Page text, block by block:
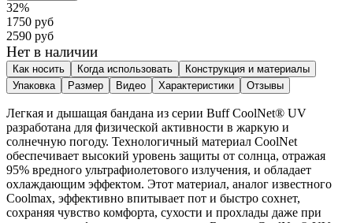
32%
1750 руб
2590 руб
Нет в наличии
Как носить Когда использовать
Конструкция и материалы
Упаковка
Размер Видео Характеристики Отзывы
Легкая и дышащая бандана из серии Buff CoolNet® UV
разработана для физической активности в жаркую и
солнечную погоду. Технологичный материал CoolNet
обеспечивает высокий уровень защиты от солнца, отражая
95% вредного ультрафиолетового излучения, и обладает
охлаждающим эффектом. Этот материал, аналог известного
Coolmax, эффективно впитывает пот и быстро сохнет,
сохраняя чувство комфорта, сухости и прохлады даже при